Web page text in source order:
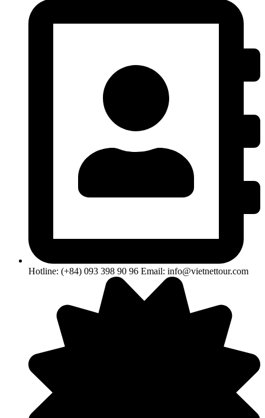
Hotline: (+84) 093 398 90 96 Email: info@vietnettour.com